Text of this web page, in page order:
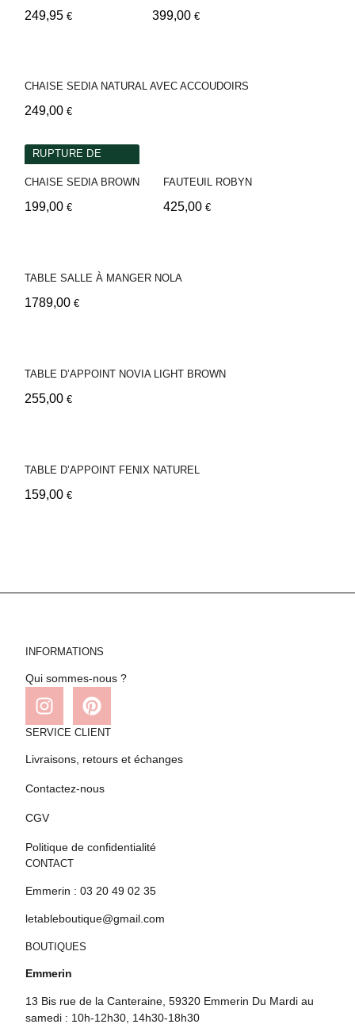
249,95 € 399,00 €
CHAISE SEDIA NATURAL AVEC ACCOUDOIRS
249,00 €
RUPTURE DE
CHAISE SEDIA BROWN
199,00 €
FAUTEUIL ROBYN
425,00 €
TABLE SALLE À MANGER NOLA
1789,00 €
TABLE D’APPOINT NOVIA LIGHT BROWN
255,00 €
TABLE D’APPOINT FENIX NATUREL
159,00 €
INFORMATIONS
Qui sommes-nous ?
SERVICE CLIENT
Livraisons, retours et échanges
Contactez-nous
CGV
Politique de confidentialité
CONTACT
Emmerin : 03 20 49 02 35
letableboutique@gmail.com
BOUTIQUES
Emmerin
13 Bis rue de la Canteraine, 59320 Emmerin Du Mardi au
samedi : 10h-12h30, 14h30-18h30